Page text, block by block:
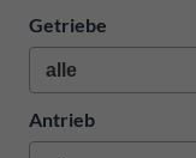
Getriebe
Antrieb